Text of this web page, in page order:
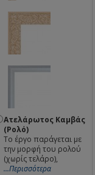
Ατελάρωτος Καμβάς
(Ρολό)
Το έργο παράγεται με
την μορφή του ρολού
(χωρίς τελάρο),
...Περισσότερα